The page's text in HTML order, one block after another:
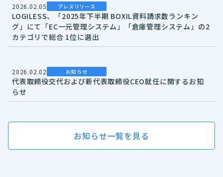
2026.02.05 プレスリリース
LOGILESS、「2025年下半期 BOXIL資料請求数ランキン
グ」にて「EC一元管理システム」「倉庫管理システム」の2
カテゴリで総合 1位に選出
2026.02.02 お知らせ
代表取締役交代および新代表取締役CEO就任に関するお知
らせ
お知らせ一覧を見る